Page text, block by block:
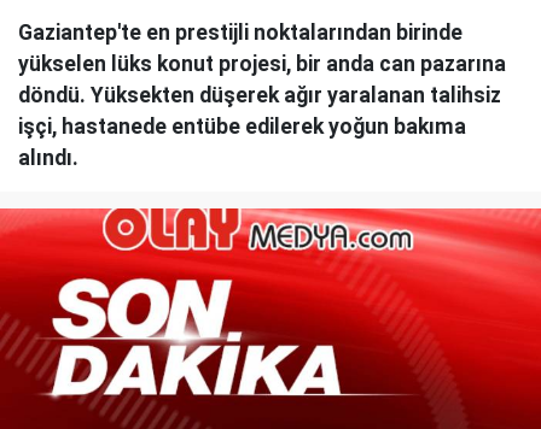
Gaziantep'te en prestijli noktalarından birinde
yükselen lüks konut projesi, bir anda can pazarına
döndü. Yüksekten düşerek ağır yaralanan talihsiz
işçi, hastanede entübe edilerek yoğun bakıma
alındı.